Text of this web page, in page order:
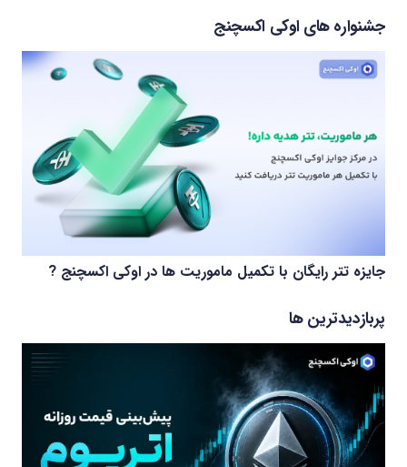
جشنواره های اوکی اکسچنج
جایزه تتر رایگان با تکمیل ماموریت ها در اوکی اکسچنج ?
پربازدیدترین ها